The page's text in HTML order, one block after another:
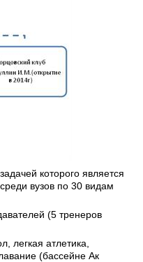
которого является
вузов по 30 видам
(5 тренеров
легкая атлетика,
(бассейне Ак